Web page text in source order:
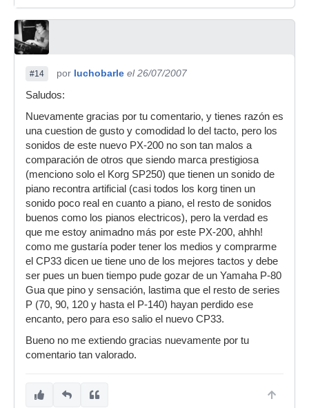
#14 por luchobarle el 26/07/2007
Saludos:
Nuevamente gracias por tu comentario, y tienes razón es
una cuestion de gusto y comodidad lo del tacto, pero los
sonidos de este nuevo PX-200 no son tan malos a
comparación de otros que siendo marca prestigiosa
(menciono solo el Korg SP250) que tienen un sonido de
piano recontra artificial (casi todos los korg tinen un
sonido poco real en cuanto a piano, el resto de sonidos
buenos como los pianos electricos), pero la verdad es
que me estoy animadno más por este PX-200, ahhh!
como me gustaría poder tener los medios y comprarme
el CP33 dicen ue tiene uno de los mejores tactos y debe
ser pues un buen tiempo pude gozar de un Yamaha P-80
Gua que pino y sensación, lastima que el resto de series
P (70, 90, 120 y hasta el P-140) hayan perdido ese
encanto, pero para eso salio el nuevo CP33.
Bueno no me extiendo gracias nuevamente por tu
comentario tan valorado.